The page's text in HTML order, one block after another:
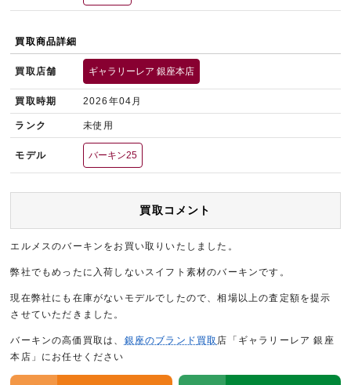
買取商品詳細
買取店舗 ギャラリーレア 銀座本店
買取時期 2026年04月
ランク 未使用
モデル バーキン25
買取コメント
エルメスのバーキンをお買い取りいたしました。
弊社でもめったに入荷しないスイフト素材のバーキンです。
現在弊社にも在庫がないモデルでしたので、相場以上の査定額を提示
させていただきました。
バーキンの高価買取は、 銀座のブランド買取 店「ギャラリーレア 銀座
本店」にお任せください